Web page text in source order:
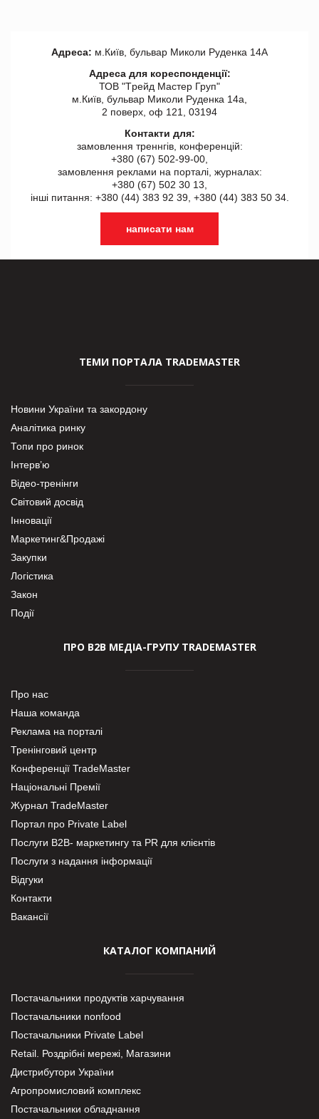
Адреса: м.Київ, бульвар Миколи Руденка 14А
Адреса для кореспонденції:
ТОВ "Tрейд Мастер Груп"
м.Київ, бульвар Миколи Руденка 14а,
2 поверх, оф 121, 03194
Контакти для:
замовлення треннгів, конференцій:
+380 (67) 502-99-00,
замовлення реклами на порталі, журналах:
+380 (67) 502 30 13,
інші питання: +380 (44) 383 92 39, +380 (44) 383 50 34.
написати нам
ТЕМИ ПОРТАЛА TRADEMASTER
Новини України та закордону
Аналітика ринку
Топи про ринок
Інтерв’ю
Відео-тренінги
Світовий досвід
Інновації
Маркетинг&Продажі
Закупки
Логістика
Закон
Події
ПРО В2В МЕДІА-ГРУПУ TRADEMASTER
Про нас
Наша команда
Реклама на порталі
Тренінговий центр
Конференції TradeMaster
Національні Премії
Журнал TradeMaster
Портал про Private Label
Послуги В2В- маркетингу та PR для клієнтів
Послуги з надання інформації
Відгуки
Контакти
Вакансії
КАТАЛОГ КОМПАНИЙ
Постачальники продуктів харчування
Постачальники nonfood
Постачальники Private Label
Retail. Роздрібні мережі, Магазини
Дистрибутори України
Агропромисловий комплекс
Постачальники обладнання